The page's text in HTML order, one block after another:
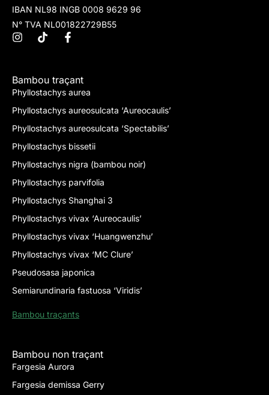
IBAN NL98 INGB 0008 9629 96
N° TVA NL001822729B55
Bambou traçant
Phyllostachys aurea
Phyllostachys aureosulcata ‘Aureocaulis’
Phyllostachys aureosulcata ‘Spectabilis’
Phyllostachys bissetii
Phyllostachys nigra (bambou noir)
Phyllostachys parvifolia
Phyllostachys Shanghai 3
Phyllostachys vivax ‘Aureocaulis’
Phyllostachys vivax ‘Huangwenzhu’
Phyllostachys vivax ‘MC Clure’
Pseudosasa japonica
Semiarundinaria fastuosa ‘Viridis’
Bambou traçants
Bambou non traçant
Fargesia Aurora
Fargesia demissa Gerry